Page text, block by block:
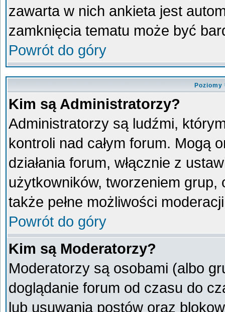
zawarta w nich ankieta jest
zamknięcia tematu może być
Powrót do góry
Kim są Administratorzy?
Administratorzy są ludźmi,
kontroli nad całym forum. Mogą
działania forum, włącznie z
użytkowników, tworzeniem
także pełne możliwości
Powrót do góry
Kim są Moderatorzy?
Moderatorzy są osobami (albo
doglądanie forum od czasu do
lub usuwania postów oraz